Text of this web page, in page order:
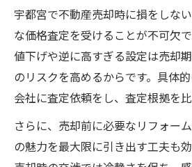
宇都宮で不動産売却時に損をしな
な価格査定を受けることが不可欠
値下げや逆に高すぎる設定は売却
のリスクを高めるからです。具体
会社に査定依頼をし、査定根拠を
さらに、売却前に必要なリフォー
の魅力を最大限に引き出す工夫も効